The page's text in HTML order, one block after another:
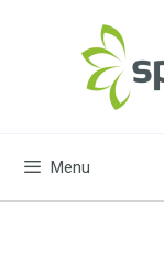
Menu